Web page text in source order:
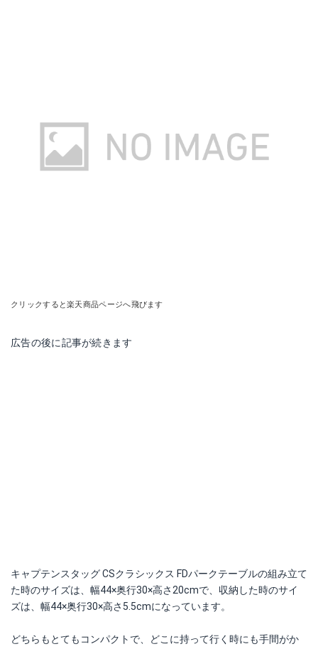
クリックすると楽天商品ページへ飛びます
広告の後に記事が続きます
キャプテンスタッグ CSクラシックス FDパークテーブルの組み立て
た時のサイズは、幅44×奥行30×高さ20cmで、収納した時のサイ
ズは、幅44×奥行30×高さ5.5cmになっています。
どちらもとてもコンパクトで、どこに持って行く時にも手間がか